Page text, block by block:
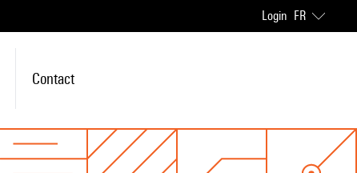
Login FR
Contact